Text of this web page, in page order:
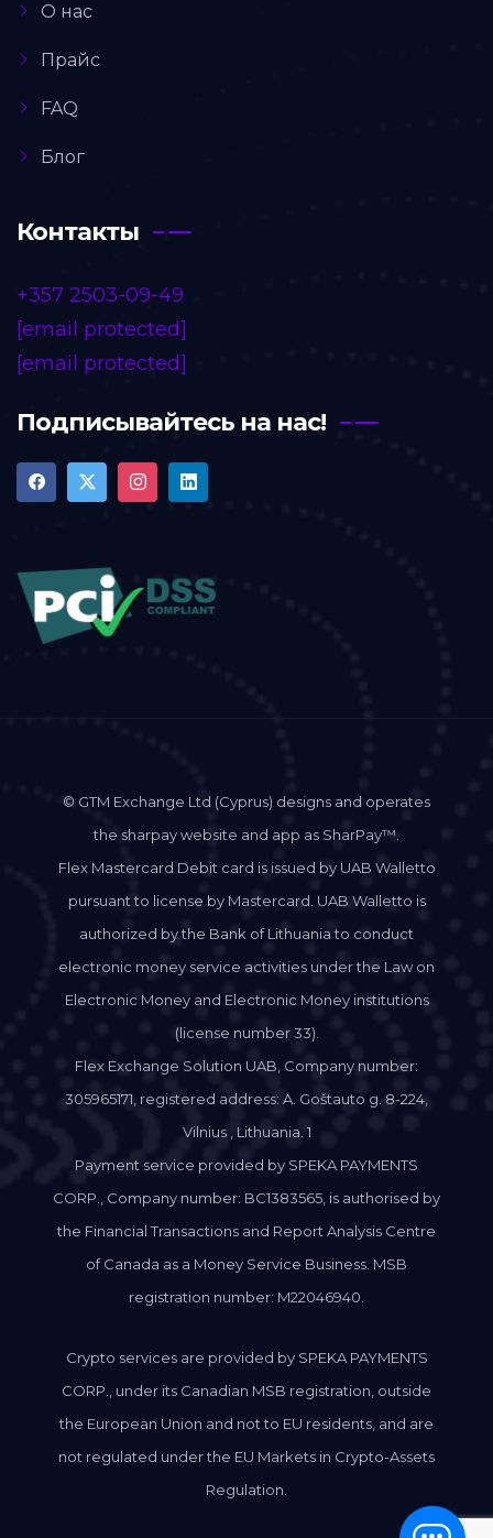
О нас
Прайс
FAQ
Блог
Контакты
+357 2503-09-49
[email protected]
[email protected]
Подписывайтесь на нас!
© GTM Exchange Ltd (Cyprus) designs and operates
the sharpay website and app as SharPay™.
Flex Mastercard Debit card is issued by UAB Walletto
pursuant to license by Mastercard. UAB Walletto is
authorized by the Bank of Lithuania to conduct
electronic money service activities under the Law on
Electronic Money and Electronic Money institutions
(license number 33).
Flex Exchange Solution UAB, Company number:
305965171, registered address: A. Goštauto g. 8-224,
Vilnius , Lithuania. 1
Payment service provided by SPEKA PAYMENTS
CORP., Company number: BC1383565, is authorised by
the Financial Transactions and Report Analysis Centre
of Canada as a Money Service Business. MSB
registration number: M22046940.
Crypto services are provided by SPEKA PAYMENTS
CORP., under its Canadian MSB registration, outside
the European Union and not to EU residents, and are
not regulated under the EU Markets in Crypto-Assets
Regulation.